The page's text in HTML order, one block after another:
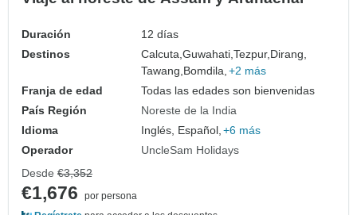
Duración
12 días
Destinos
Calcuta,Guwahati,Tezpur,Dirang,
Tawang,Bomdila, +2 más
Franja de edad
Todas las edades son bienvenidas
País Región
Noreste de la India
Idioma
Inglés, Español, +6 más
Operador
UncleSam Holidays
Desde €3,352
€1,676
por persona